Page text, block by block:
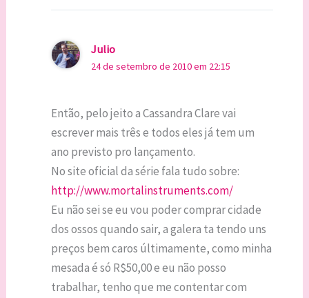
Julio
24 de setembro de 2010 em 22:15
Então, pelo jeito a Cassandra Clare vai
escrever mais três e todos eles já tem um
ano previsto pro lançamento.
No site oficial da série fala tudo sobre:
http://www.mortalinstruments.com/
Eu não sei se eu vou poder comprar cidade
dos ossos quando sair, a galera ta tendo uns
preços bem caros últimamente, como minha
mesada é só R$50,00 e eu não posso
trabalhar, tenho que me contentar com